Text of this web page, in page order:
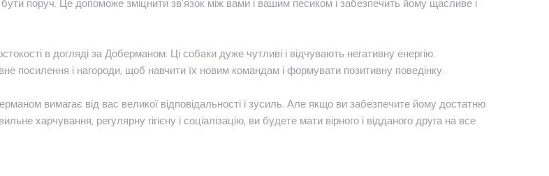
бути поруч. Це допоможе зміцнити зв'язок між вами і вашим песиком і забезпечить йому щасливе і
в догляді за Доберманом. Ці собаки дуже чутливі і відчувають негативну енергію.
посилення і нагороди, щоб навчити їх новим командам і формувати позитивну поведінку.
вимагає від вас великої відповідальності і зусиль. Але якщо ви забезпечите йому достатню
харчування, регулярну гігієну і соціалізацію, ви будете мати вірного і відданого друга на все